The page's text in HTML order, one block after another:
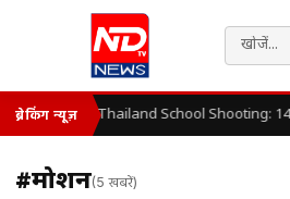
ब्रेकिंग न्यूज़ Thailand School Shooting: 14
#प्रमोशन(5 खबरें)